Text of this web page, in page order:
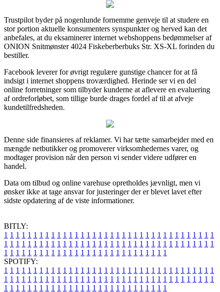
Trustpilot byder på nogenlunde fornemme genveje til at studere en
stor portion aktuelle konsumenters synspunkter og herved kan det
anbefales, at du eksaminerer internet webshoppens bedømmelser af
ONION Snitmønster 4024 Fiskeberberbuks Str. XS-XL forinden du
bestiller.
Facebook leverer for øvrigt regulære gunstige chancer for at få
indsigt i internet shoppens troværdighed. Herinde ser vi en del
online forretninger som tilbyder kunderne at aflevere en evaluering
af ordreforløbet, som tillige burde drages fordel af til at afveje
kundetilfredsheden.
Denne side finansieres af reklamer. Vi har tætte samarbejder med en
mængde netbutikker og promoverer virksomhedernes varer, og
modtager provision når den person vi sender videre udfører en
handel.
Data om tilbud og online varehuse opretholdes jævnligt, men vi
ønsker ikke at tage ansvar for justeringer der er blevet lavet efter
sidste opdatering af de viste informationer.
BITLY:
1 1 1 1 1 1 1 1 1 1 1 1 1 1 1 1 1 1 1 1 1 1 1 1 1 1 1 1 1 1 1 1 1 1 1 1
1 1 1 1 1 1 1 1 1 1 1 1 1 1 1 1 1 1 1 1 1 1 1 1 1 1 1 1 1 1 1 1 1 1 1 1
1 1 1 1 1 1 1 1 1 1 1 1 1 1 1 1 1 1 1 1 1 1 1 1 1 1 1 1
SPOTIFY:
1 1 1 1 1 1 1 1 1 1 1 1 1 1 1 1 1 1 1 1 1 1 1 1 1 1 1 1 1 1 1 1 1 1 1 1
1 1 1 1 1 1 1 1 1 1 1 1 1 1 1 1 1 1 1 1 1 1 1 1 1 1 1 1 1 1 1 1 1 1 1 1
1 1 1 1 1 1 1 1 1 1 1 1 1 1 1 1 1 1 1 1 1 1 1 1 1 1 1 1